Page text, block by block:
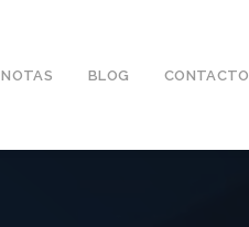
NOTAS BLOG CONTACTO